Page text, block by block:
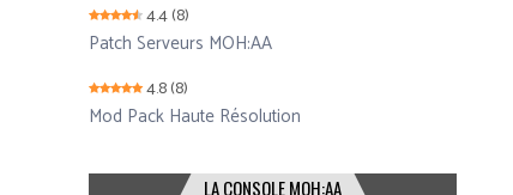
4.4(8)
Patch Serveurs MOH:AA
4.8(8)
Mod Pack Haute Résolution
LA CONSOLE MOH:AA